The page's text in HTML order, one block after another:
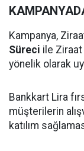
Kampanya,
Süreci ile
yönelik olarak
Bankkart Lira
müşterilerin
katılım